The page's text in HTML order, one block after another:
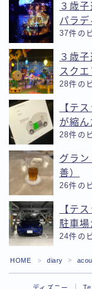
３歳
パラデ
37件の
３歳
スク
28件の
【テ
が縮
28件の
グラ
善）
26件の
【テ
駐車場
24件の
HOME ＞ diary ＞